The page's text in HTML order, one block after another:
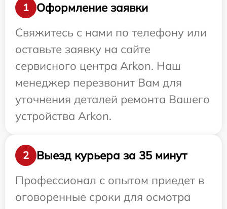
1
Оформление заявки
Свяжитесь с нами по телефону или
оставьте заявку на сайте
сервисного центра Arkon. Наш
менеджер перезвонит Вам для
уточнения деталей ремонта Вашего
устройства Arkon.
2
Выезд курьера за 35 минут
Профессионал с опытом приедет в
оговоренные сроки для осмотра